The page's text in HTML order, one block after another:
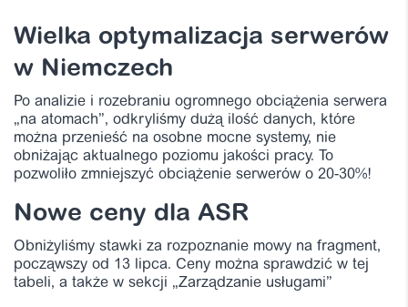
Wielka optymalizacja serwerów
w Niemczech
Po analizie i rozebraniu ogromnego obciążenia serwera
„na atomach”, odkryliśmy dużą ilość danych, które
można przenieść na osobne mocne systemy, nie
obniżając aktualnego poziomu jakości pracy. To
pozwoliło zmniejszyć obciążenie serwerów o 20-30%!
Nowe ceny dla ASR
Obniżyliśmy stawki za rozpoznanie mowy na fragment,
począwszy od 13 lipca. Ceny można sprawdzić w tej
tabeli, a także w sekcji „Zarządzanie usługami”